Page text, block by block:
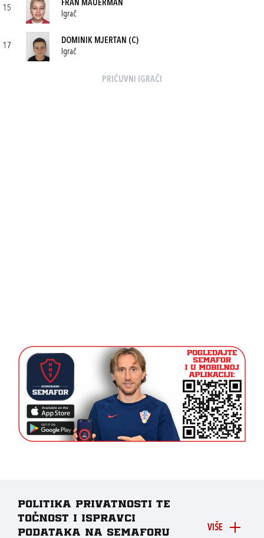
15
FRAN MAUERMAN
Igrač
17
DOMINIK MJERTAN (C)
Igrač
PRIČUVNI IGRAČI
VIŠE
Politika privatnosti te
točnost i ispravci
podataka na Semaforu